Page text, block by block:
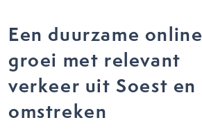
Een duurzame online
groei met relevant
verkeer uit Soest en
omstreken